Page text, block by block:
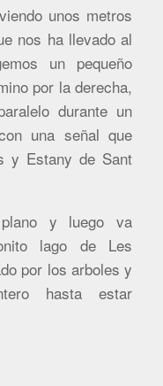
unos metros
nos ha llevado al
un pequeño
por la derecha,
durante un
una señal que
y Estany de Sant
y luego va
lago de Les
por los arboles y
hasta estar